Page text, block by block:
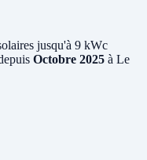
jusqu'à 9 kWc
Octobre 2025 à Le